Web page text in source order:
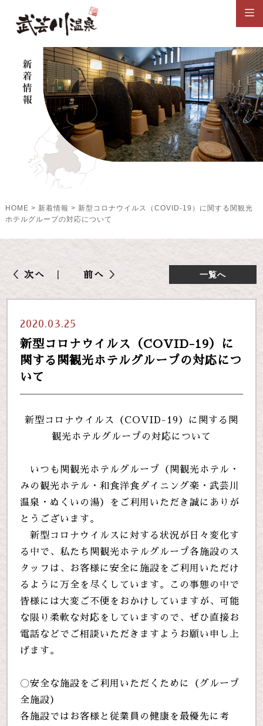
HOME > 新着情報 > 新型コロナウイルス（COVID-19）に関する関観光
ホテルグループの対応について
次へ 前へ 一覧へ
2020.03.25
新型コロナウイルス（COVID-19）に
関する関観光ホテルグループの対応につ
いて
新型コロナウイルス（COVID-19）に関する関
観光ホテルグループの対応について
いつも関観光ホテルグループ（関観光ホテル・
みの観光ホテル・和食洋食ダイニング楽・武芸川
温泉・ぬくいの湯）をご利用いただき誠にありが
とうございます。
新型コロナウイルスに対する状況が日々変化す
る中で、私たち関観光ホテルグループ各施設のス
タッフは、お客様に安全に施設をご利用いただけ
るように万全を尽くしています。この事態の中で
皆様には大変ご不便をおかけしていますが、可能
な限り柔軟な対応をしていますので、ぜひ直接お
電話などでご相談いただきますようお願い申し上
げます。
〇安全な施設をご利用いただくために（グループ
全施設）
各施設ではお客様と従業員の健康を最優先に考